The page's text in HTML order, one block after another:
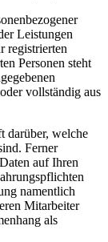
Leistungen
registrierten
Personen steht
vollständig aus
darüber, welche
Ferner
auf Ihren
namentlich
Mitarbeiter
als